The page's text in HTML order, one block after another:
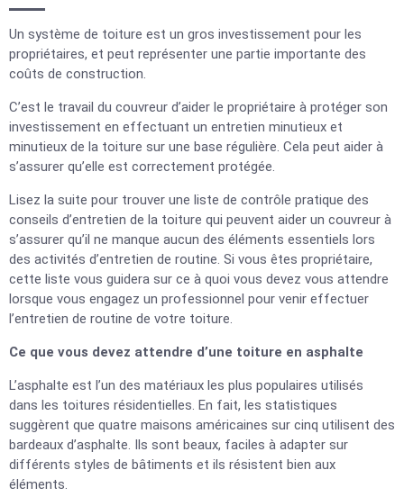
Un système de toiture est un gros investissement pour les
propriétaires, et peut représenter une partie importante des
coûts de construction.
C’est le travail du couvreur d’aider le propriétaire à protéger son
investissement en effectuant un entretien minutieux et
minutieux de la toiture sur une base régulière. Cela peut aider à
s’assurer qu’elle est correctement protégée.
Lisez la suite pour trouver une liste de contrôle pratique des
conseils d’entretien de la toiture qui peuvent aider un couvreur à
s’assurer qu’il ne manque aucun des éléments essentiels lors
des activités d’entretien de routine. Si vous êtes propriétaire,
cette liste vous guidera sur ce à quoi vous devez vous attendre
lorsque vous engagez un professionnel pour venir effectuer
l’entretien de routine de votre toiture.
Ce que vous devez attendre d’une toiture en asphalte
L’asphalte est l’un des matériaux les plus populaires utilisés
dans les toitures résidentielles. En fait, les statistiques
suggèrent que quatre maisons américaines sur cinq utilisent des
bardeaux d’asphalte. Ils sont beaux, faciles à adapter sur
différents styles de bâtiments et ils résistent bien aux
éléments.